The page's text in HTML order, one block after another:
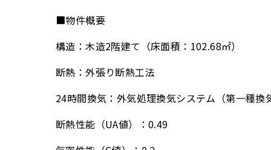
■物件概要
構造：木造2階建て（床面積：102.68㎡）
断熱：外張り断熱工法
24時間換気：外気処理換気システム（第一種換
断熱性能（UA値）：0.49